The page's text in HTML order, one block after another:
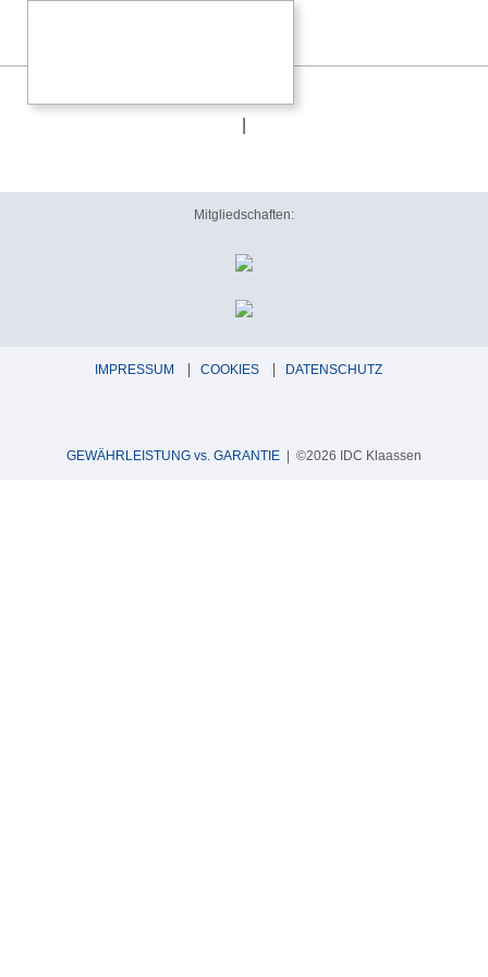
Mitgliedschaften:
IMPRESSUM COOKIES DATENSCHUTZ
GEWÄHRLEISTUNG vs. GARANTIE | ©2026 IDC Klaassen